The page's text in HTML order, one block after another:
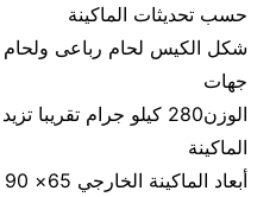
حسب تحديثات الماكينة
شكل الكيس لحام رباعى ولحام
جهات
الوزن280 كيلو جرام
الماكينة